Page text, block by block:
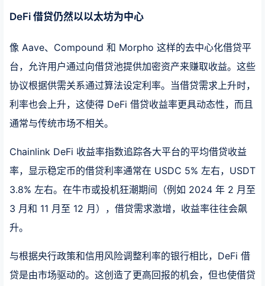
DeFi 借贷仍然以以太坊为中心
像 Aave、Compound 和 Morpho 这样的去中心化借贷平
台，允许用户通过向借贷池提供加密资产来赚取收益。这些
协议根据供需关系通过算法设定利率。当借贷需求上升时，
利率也会上升，这使得 DeFi 借贷收益率更具动态性，而且
通常与传统市场不相关。
Chainlink DeFi 收益率指数追踪各大平台的平均借贷收益
率，显示稳定币的借贷利率通常在 USDC 5% 左右，USDT
3.8% 左右。在牛市或投机狂潮期间（例如 2024 年 2 月至
3 月和 11 月至 12 月），借贷需求激增，收益率往往会飙
升。
与根据央行政策和信用风险调整利率的银行相比，DeFi 借
贷是由市场驱动的。这创造了更高回报的机会，但也使借贷